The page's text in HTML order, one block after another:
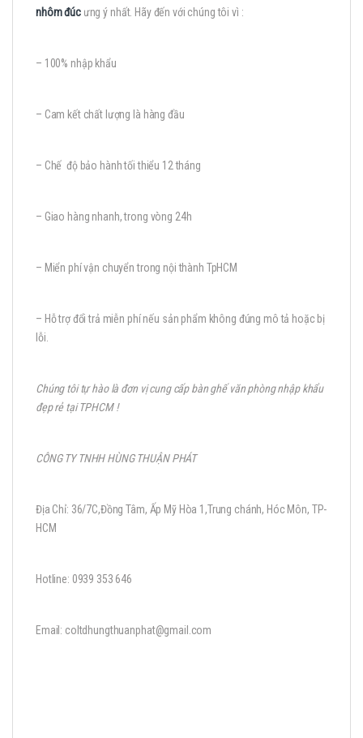
nhôm đúc ưng ý nhất. Hãy đến với chúng tôi vì :
– 100% nhập khẩu
– Cam kết chất lượng là hàng đầu
– Chế độ bảo hành tối thiểu 12 tháng
– Giao hàng nhanh, trong vòng 24h
– Miển phí vận chuyển trong nội thành TpHCM
– Hỗ trợ đổi trả miễn phí nếu sản phẩm không đúng mô tả hoặc bị
lỗi.
Chúng tôi tự hào là đơn vị cung cấp bàn ghế văn phòng nhập khẩu
đẹp rẻ tại TPHCM !
CÔNG TY TNHH HÙNG THUẬN PHÁT
Địa Chỉ: 36/7C,Đồng Tâm, Ấp Mỹ Hòa 1,Trung chánh, Hóc Môn, TP-
HCM
Hotline: 0939 353 646
Email: coltdhungthuanphat@gmail.com